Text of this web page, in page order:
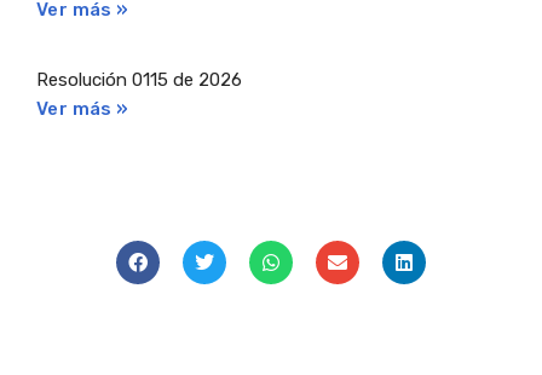
Ver más »
Resolución 0115 de 2026
Ver más »